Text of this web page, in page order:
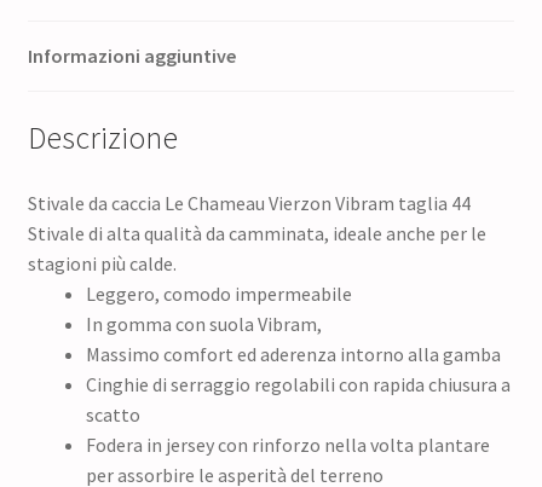
Informazioni aggiuntive
Descrizione
Stivale da caccia Le Chameau Vierzon Vibram taglia 44
Stivale di alta qualità da camminata, ideale anche per le
stagioni più calde.
Leggero, comodo impermeabile
In gomma con suola Vibram,
Massimo comfort ed aderenza intorno alla gamba
Cinghie di serraggio regolabili con rapida chiusura a
scatto
Fodera in jersey con rinforzo nella volta plantare
per assorbire le asperità del terreno